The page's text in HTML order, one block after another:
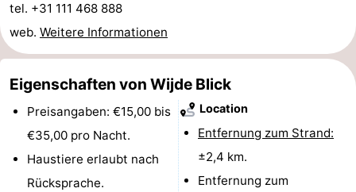
Brouwershaven
-
Bruinisse
-
Zierikzee
-
Oosterschelde
Natur
Walcheren
tel. +31 111 468 888
web. Weitere Informationen
Eigenschaften von Wijde Blick
Preisangaben: €15,00 bis
€35,00 pro Nacht.
Haustiere erlaubt nach
Rücksprache.
Location
Entfernung zum Strand:
±2,4 km.
Entfernung zum